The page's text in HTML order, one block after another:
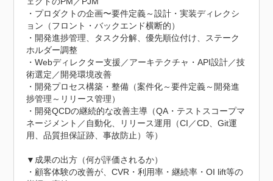
・プロダクトの企画〜要件定義～設計・実装ディレクシ
ョン（フロント・バックエンド横断的）
・開発進捗管理、タスク分解、優先順位付け、ステーク
ホルダー調整
・Webディレクター支援／アーキテクチャ・API設計／技
術選定／開発環境改善
・開発プロセス構築・整備（案件化～要件定義～開発進
捗管理～リリース管理）
・開発QCDの継続的な改善主導（QA・テストスコープマ
ネージメント／自動化、リリース運用（CI／CD、Git運
用、品質担保証跡、事故防止）等）
▼成果の出方（何が評価されるか）
・顧客体験の改善が、CVR・利用率・継続率・OI lift等の